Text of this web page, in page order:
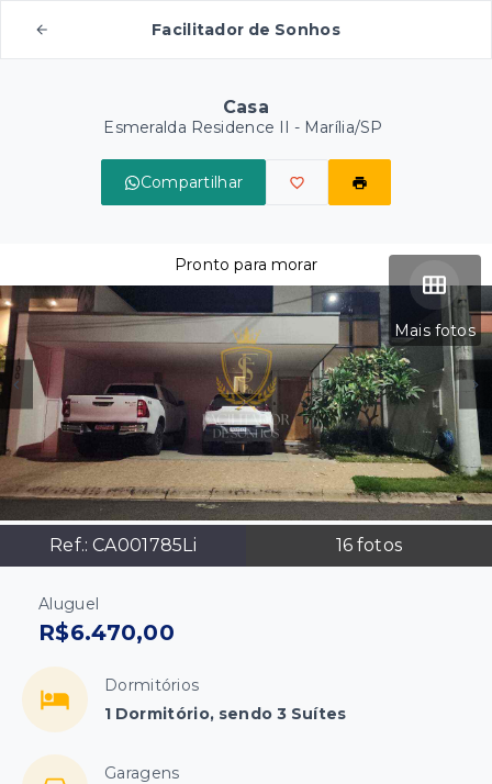
Facilitador de Sonhos
Casa
Esmeralda Residence II - Marília/SP
Compartilhar
Mais fotos
Ref.:CA001785Li 16 fotos
Pronto para morar
Aluguel
R$6.470,00
Dormitórios
1 Dormitório, sendo 3 Suítes
Garagens